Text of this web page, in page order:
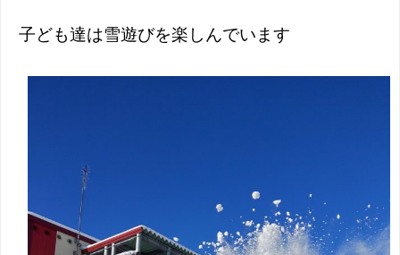
子ども達は雪遊びを楽しんでいます